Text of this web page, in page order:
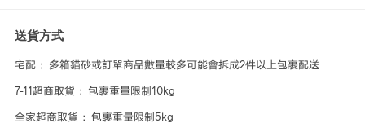
送貨方式
宅配 ：多箱貓砂或訂單商品數量較多可能會拆成2件以上包裹配送
7-11超商取貨 ：包裹重量限制10kg
全家超商取貨 ：包裹重量限制5kg